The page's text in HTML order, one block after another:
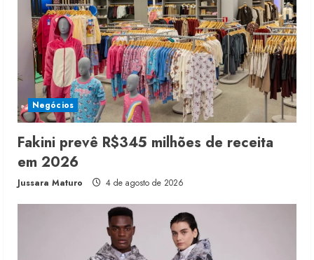
Negócios
Fakini prevê R$345 milhões de receita
em 2026
Jussara Maturo 4 de agosto de 2026